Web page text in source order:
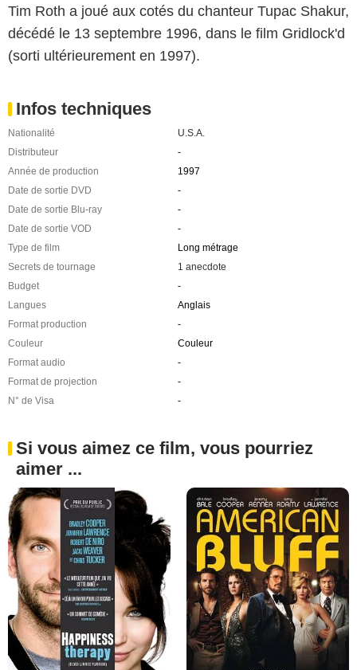
Tim Roth a joué aux cotés du chanteur Tupac Shakur,
décédé le 13 septembre 1996, dans le film Gridlock'd
(sorti ultérieurement en 1997).
Infos techniques
Nationalité
U.S.A.
Distributeur
-
Année de production
1997
Date de sortie DVD
-
Date de sortie Blu-ray
-
Date de sortie VOD
-
Type de film
Long métrage
Secrets de tournage
1 anecdote
Budget
-
Langues
Anglais
Format production
-
Couleur
Couleur
Format audio
-
Format de projection
-
N° de Visa
-
Si vous aimez ce film, vous pourriez
aimer ...